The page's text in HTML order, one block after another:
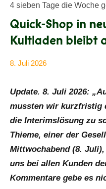
4 sieben Tage die Woche
Quick-Shop in
Kultladen bleibt
Spreeau
8. Juli 2026
Update. 8. Juli 2026:
mussten wir kurzfristig
die Interimslösung zu
Thieme, einer der
Mittwochabend (8.
uns bei allen Kunden
Kommentare gebe es